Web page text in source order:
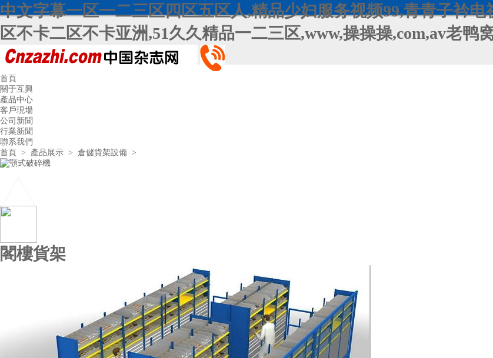
中文字幕一区一二三区四区五区人,精品少妇服务视频99,青青子衿
区不卡二区不卡亚洲,51久久精品一二三区,www,操操操,com,av老鸭
首頁
關于互興
產品中心
客戶現場
公司新聞
行業新聞
聯系我們
首頁
> 產品展示 > 倉儲貨架設備 >
閣樓貨架